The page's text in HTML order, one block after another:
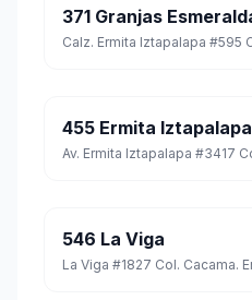
371 Granjas
455 Ermita Iztapalapa
546 La Viga